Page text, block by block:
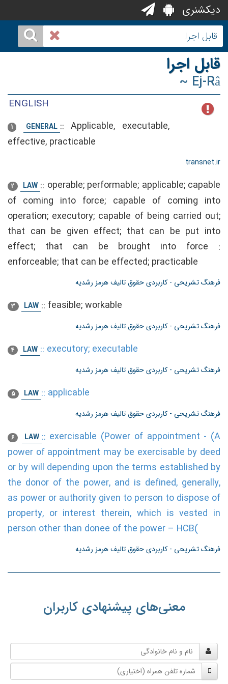
دیکشنری
قابل اجرا
~ Ej-Râ
ENGLISH
1 GENERAL ::Applicable, executable,
effective, practicable
transnet.ir
2 LAW :: operable; performable; applicable; capable
of coming into force; capable of coming into
operation; executory; capable of being carried out;
that can be given effect; that can be put into
effect; that can be brought into force :
enforceable; that can be effected; practicable
فرهنگ تشریحی - کاربردی حقوق تالیف هرمز رشدیه
3 LAW :: feasible; workable
فرهنگ تشریحی - کاربردی حقوق تالیف هرمز رشدیه
4 LAW :: executory; executable
فرهنگ تشریحی - کاربردی حقوق تالیف هرمز رشدیه
5 LAW :: applicable
فرهنگ تشریحی - کاربردی حقوق تالیف هرمز رشدیه
6 LAW :: exercisable (Power of appointment - (A
power of appointment may be exercisable by deed
or by will depending upon the terms established by
the donor of the power, and is defined, generally,
as power or authority given to person to dispose of
property, or interest therein, which is vested in
person other than donee of the power – HCB(
فرهنگ تشریحی - کاربردی حقوق تالیف هرمز رشدیه
معنی‌های پیشنهادی کاربران
و
نام
خانوادگی
شماره
تلفن